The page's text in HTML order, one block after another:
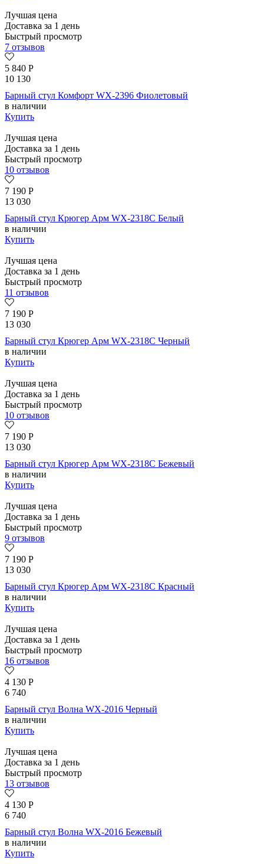
Лучшая цена
Доставка за 1 день
Быстрый просмотр
7 отзывов
5 840 Р
10 130
Барный стул Комфорт WX-2396 Фиолетовый
в наличии
Купить
Лучшая цена
Доставка за 1 день
Быстрый просмотр
10 отзывов
7 190 Р
13 030
Барный стул Крюгер Арм WX-2318C Белый
в наличии
Купить
Лучшая цена
Доставка за 1 день
Быстрый просмотр
11 отзывов
7 190 Р
13 030
Барный стул Крюгер Арм WX-2318C Черный
в наличии
Купить
Лучшая цена
Доставка за 1 день
Быстрый просмотр
10 отзывов
7 190 Р
13 030
Барный стул Крюгер Арм WX-2318C Бежевый
в наличии
Купить
Лучшая цена
Доставка за 1 день
Быстрый просмотр
9 отзывов
7 190 Р
13 030
Барный стул Крюгер Арм WX-2318C Красный
в наличии
Купить
Лучшая цена
Доставка за 1 день
Быстрый просмотр
16 отзывов
4 130 Р
6 740
Барный стул Волна WX-2016 Черный
в наличии
Купить
Лучшая цена
Доставка за 1 день
Быстрый просмотр
13 отзывов
4 130 Р
6 740
Барный стул Волна WX-2016 Бежевый
в наличии
Купить